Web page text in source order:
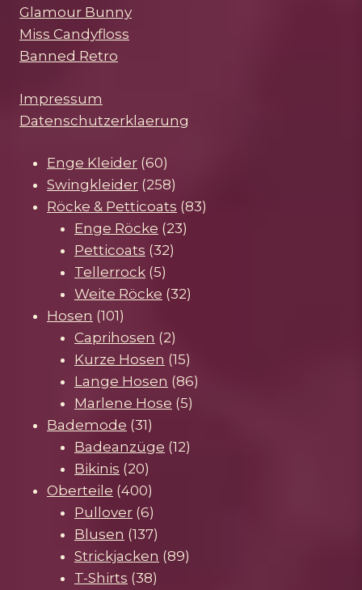
Glamour Bunny
Miss Candyfloss
Banned Retro
Impressum
Datenschutzerklaerung
Enge Kleider 6060
Produkte
Swingkleider 258258
Produkte
Röcke & Petticoats 8383
Enge Röcke 2323
Petticoats 3232
Tellerrock 55
Produkte
Weite Röcke 3232
Hosen 101101
Produkte
Caprihosen 22
Produkte
Kurze Hosen 1515
Produkte
Lange Hosen 8686
Marlene Hose 55
Bademode 3131
Produkte
Badeanzüge 1212
Bikinis 2020
Produkte
Oberteile 400400
Produkte
Pullover 66
Produkte
Blusen 137137
Produkte
Strickjacken 8989
T-Shirts 3838